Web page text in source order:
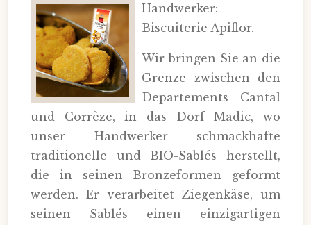
Handwerker:
Biscuiterie Apiflor.
Wir bringen Sie an die
Grenze zwischen den
Departements Cantal
und Corrèze, in das Dorf Madic, wo
unser Handwerker schmackhafte
traditionelle und BIO-Sablés herstellt,
die in seinen Bronzeformen geformt
werden. Er verarbeitet Ziegenkäse, um
seinen Sablés einen einzigartigen